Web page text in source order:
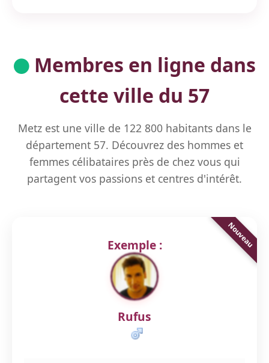
Membres en ligne dans
cette ville du 57
Metz est une ville de 122 800 habitants dans le
département 57. Découvrez des hommes et
femmes célibataires près de chez vous qui
partagent vos passions et centres d'intérêt.
Exemple :
Rufus